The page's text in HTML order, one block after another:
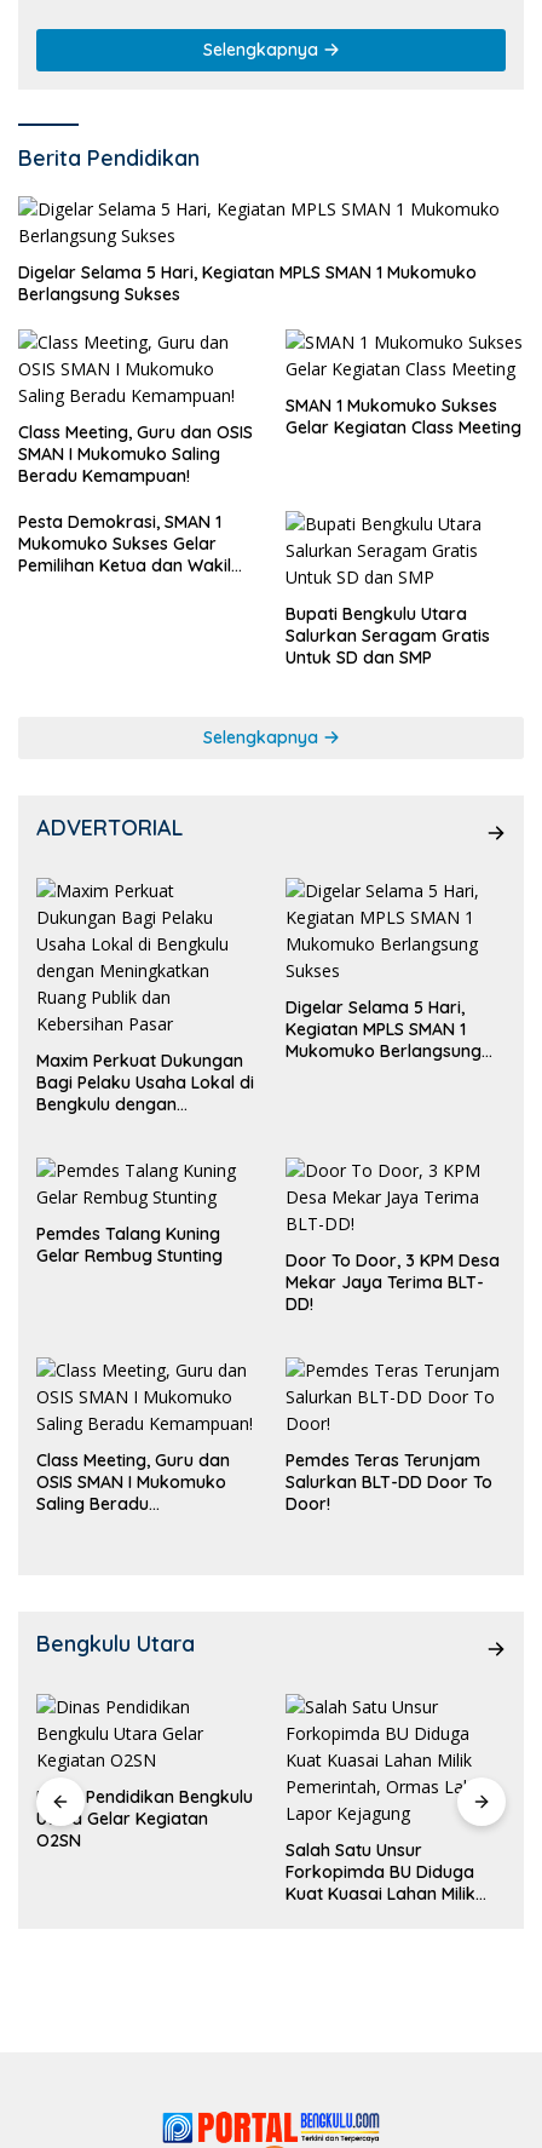
Selengkapnya
Berita Pendidikan
Digelar Selama 5 Hari, Kegiatan MPLS SMAN 1 Mukomuko
Berlangsung Sukses
Class Meeting, Guru dan OSIS
SMAN I Mukomuko Saling
Beradu Kemampuan!
SMAN 1 Mukomuko Sukses
Gelar Kegiatan Class Meeting
Pesta Demokrasi, SMAN 1
Mukomuko Sukses Gelar
Pemilihan Ketua dan Wakil
Bupati Bengkulu Utara
Salurkan Seragam Gratis
Untuk SD dan SMP
Selengkapnya
ADVERTORIAL
Maxim Perkuat Dukungan
Bagi Pelaku Usaha Lokal di
Bengkulu dengan
Pasar
Digelar Selama 5 Hari,
Kegiatan MPLS SMAN 1
Mukomuko Berlangsung
Pemdes Talang Kuning
Gelar Rembug Stunting
Door To Door, 3 KPM Desa
Mekar Jaya Terima BLT-
DD!
Class Meeting, Guru dan
OSIS SMAN I Mukomuko
Saling Beradu
Pemdes Teras Terunjam
Salurkan BLT-DD Door To
Door!
Bengkulu Utara
Dinas Pendidikan Bengkulu
Utara Gelar Kegiatan
O2SN
Salah Satu Unsur
Forkopimda BU Diduga
Kuat Kuasai Lahan Milik